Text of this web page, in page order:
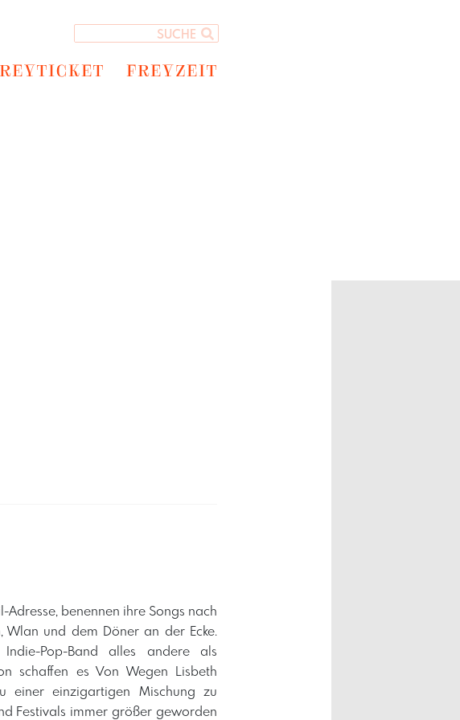
FREYZEIT
benennen ihre Songs nach
Wlan und dem Döner an der Ecke.
Pop-Band alles andere als
schaffen es Von Wegen Lisbeth
einer einzigartigen Mischung zu
Festivals immer größer geworden